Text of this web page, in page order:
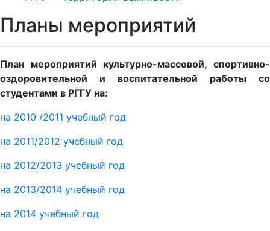
Планы мероприятий
План мероприятий культурно-массовой, спортивно-
оздоровительной и воспитательной работы со
студентами в РГГУ на:
на 2010 /2011 учебный год
на 2011/2012 учебный год
на 2012/2013 учебный год
на 2013/2014 учебный год
на 2014 учебный год